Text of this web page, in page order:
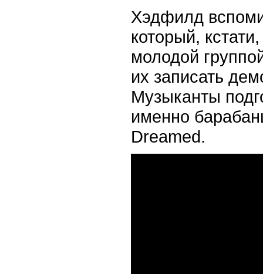
Хэдфилд
который,
молодой
их записать
Музыканты
именно
Dreamed.